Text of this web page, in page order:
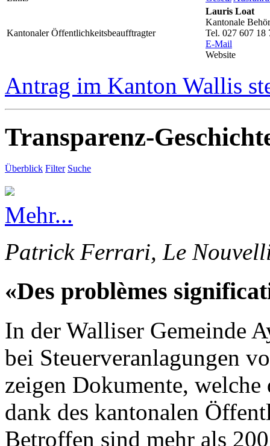
Kantonaler Öffentlichkeitsbeaufftragter
Lauris Loat
Kantonale
Tel. 027 607 18
E-Mail
Website
Antrag im Kanton Wallis
Transparenz-
Überblick Filter Suche
Mehr...
Patrick Ferrari, Le
«Des problèmes
In der Walliser Gemeinde
bei Steuerveranlagungen
zeigen Dokumente,
dank des kantonalen
Betroffen sind mehr als